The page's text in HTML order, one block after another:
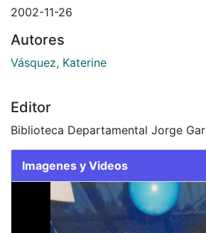
83.jpg(154.83 KB)
Fecha
2002-11-26
Vásquez, Katerine
Editor
Biblioteca Departamental Jorge
Imagenes y Videos